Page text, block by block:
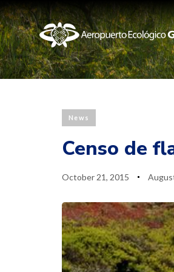
PUBLISHED
News
Censo de
Published
October 21, 2015
Last